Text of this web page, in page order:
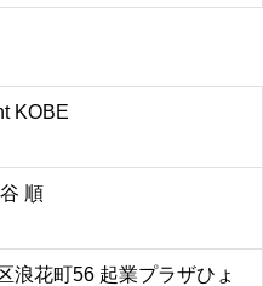
KOBE
順
浪花町56 起業プラザひょ